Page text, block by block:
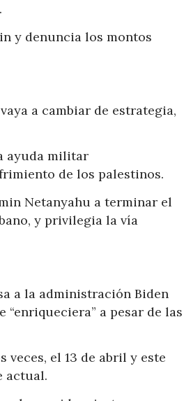
y denuncia los montos
a cambiar de estrategia,
ayuda militar
de los palestinos.
Netanyahu a terminar el
y privilegia la vía
a la administración Biden
“enriqueciera” a pesar de las
veces, el 13 de abril y este
actual.